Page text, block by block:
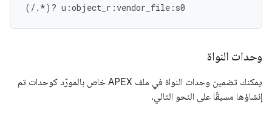
وحدات النواة
يمكنك تضمين وحدات النواة في ملف APEX خاص بالمورّد كوحدات تم
إنشاؤها مسبقًا على النحو التالي.